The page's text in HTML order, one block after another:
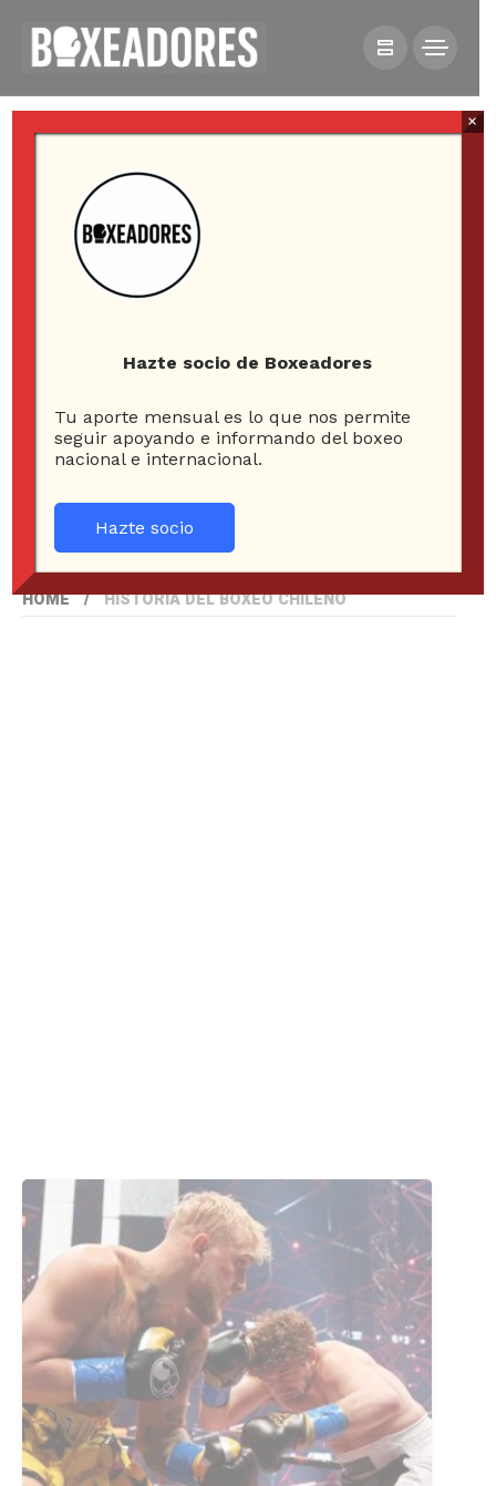
del boxeo chileno
4
HOME HISTORIA DEL BOXEO CHILENO
Hazte socio de Boxeadores
Tu aporte mensual es lo que nos permite
seguir apoyando e informando del boxeo
nacional e internacional.
Hazte socio
×